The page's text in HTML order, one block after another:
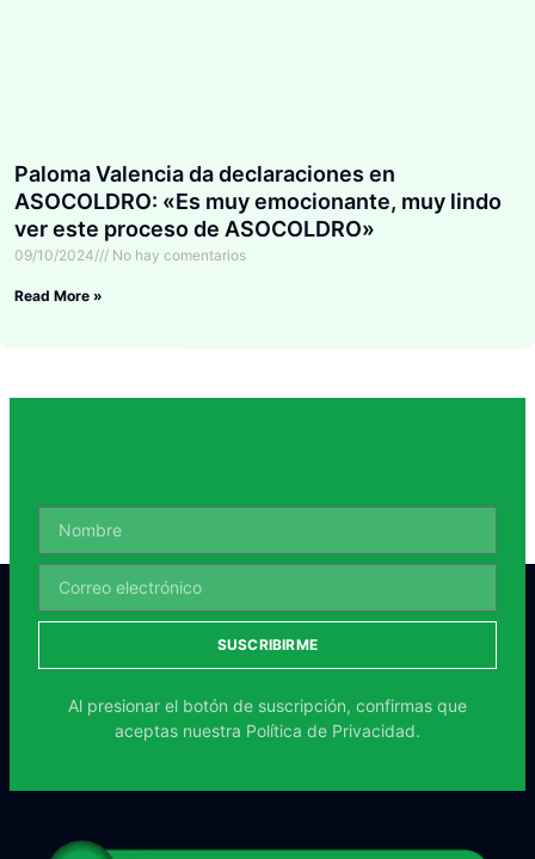
Paloma Valencia da declaraciones en
ASOCOLDRO: «Es muy emocionante, muy lindo
ver este proceso de ASOCOLDRO»
09/10/2024 No hay comentarios
Read More »
SUSCRIBIRME
Al presionar el botón de suscripción, confirmas que
aceptas nuestra Política de Privacidad.